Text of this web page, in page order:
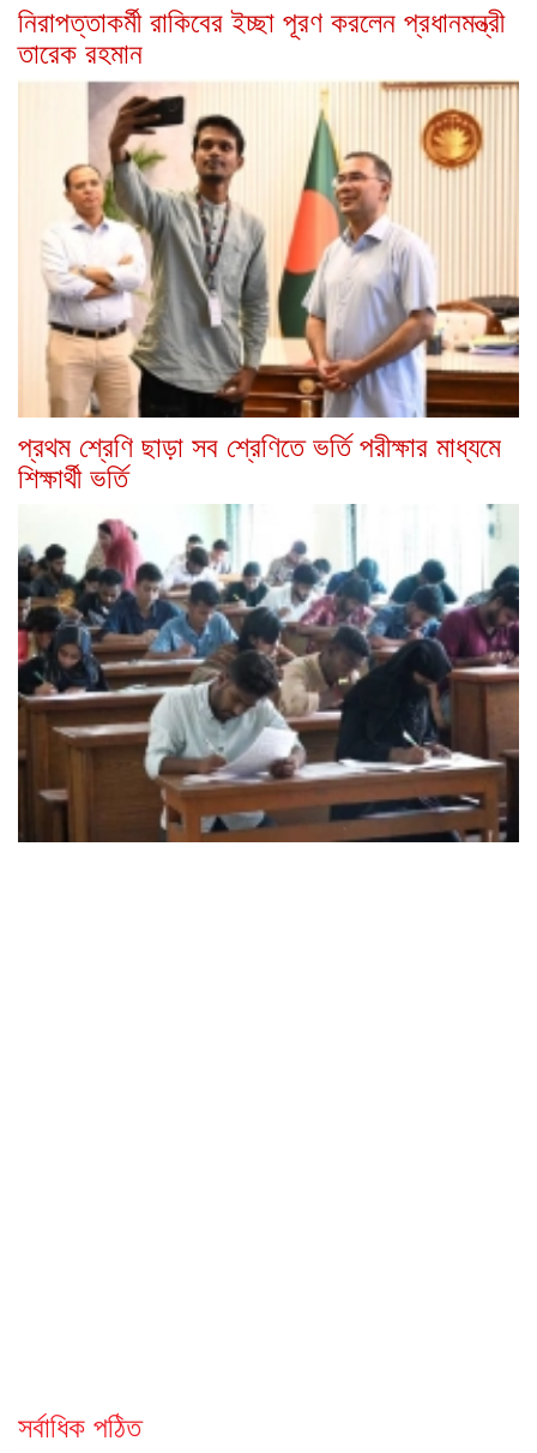
নিরাপত্তাকর্মী রাকিবের ইচ্ছা পূরণ করলেন প্রধানমন্ত্রী
তারেক রহমান
প্রথম শ্রেণি ছাড়া সব শ্রেণিতে ভর্তি পরীক্ষার মাধ্যমে
শিক্ষার্থী ভর্তি
সর্বাধিক পঠিত